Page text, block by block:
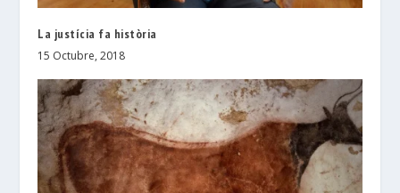
La justícia fa història
15 Octubre, 2018